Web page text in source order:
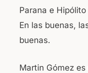
Parana e
En las buenas,
buenas.
Martin Gómez